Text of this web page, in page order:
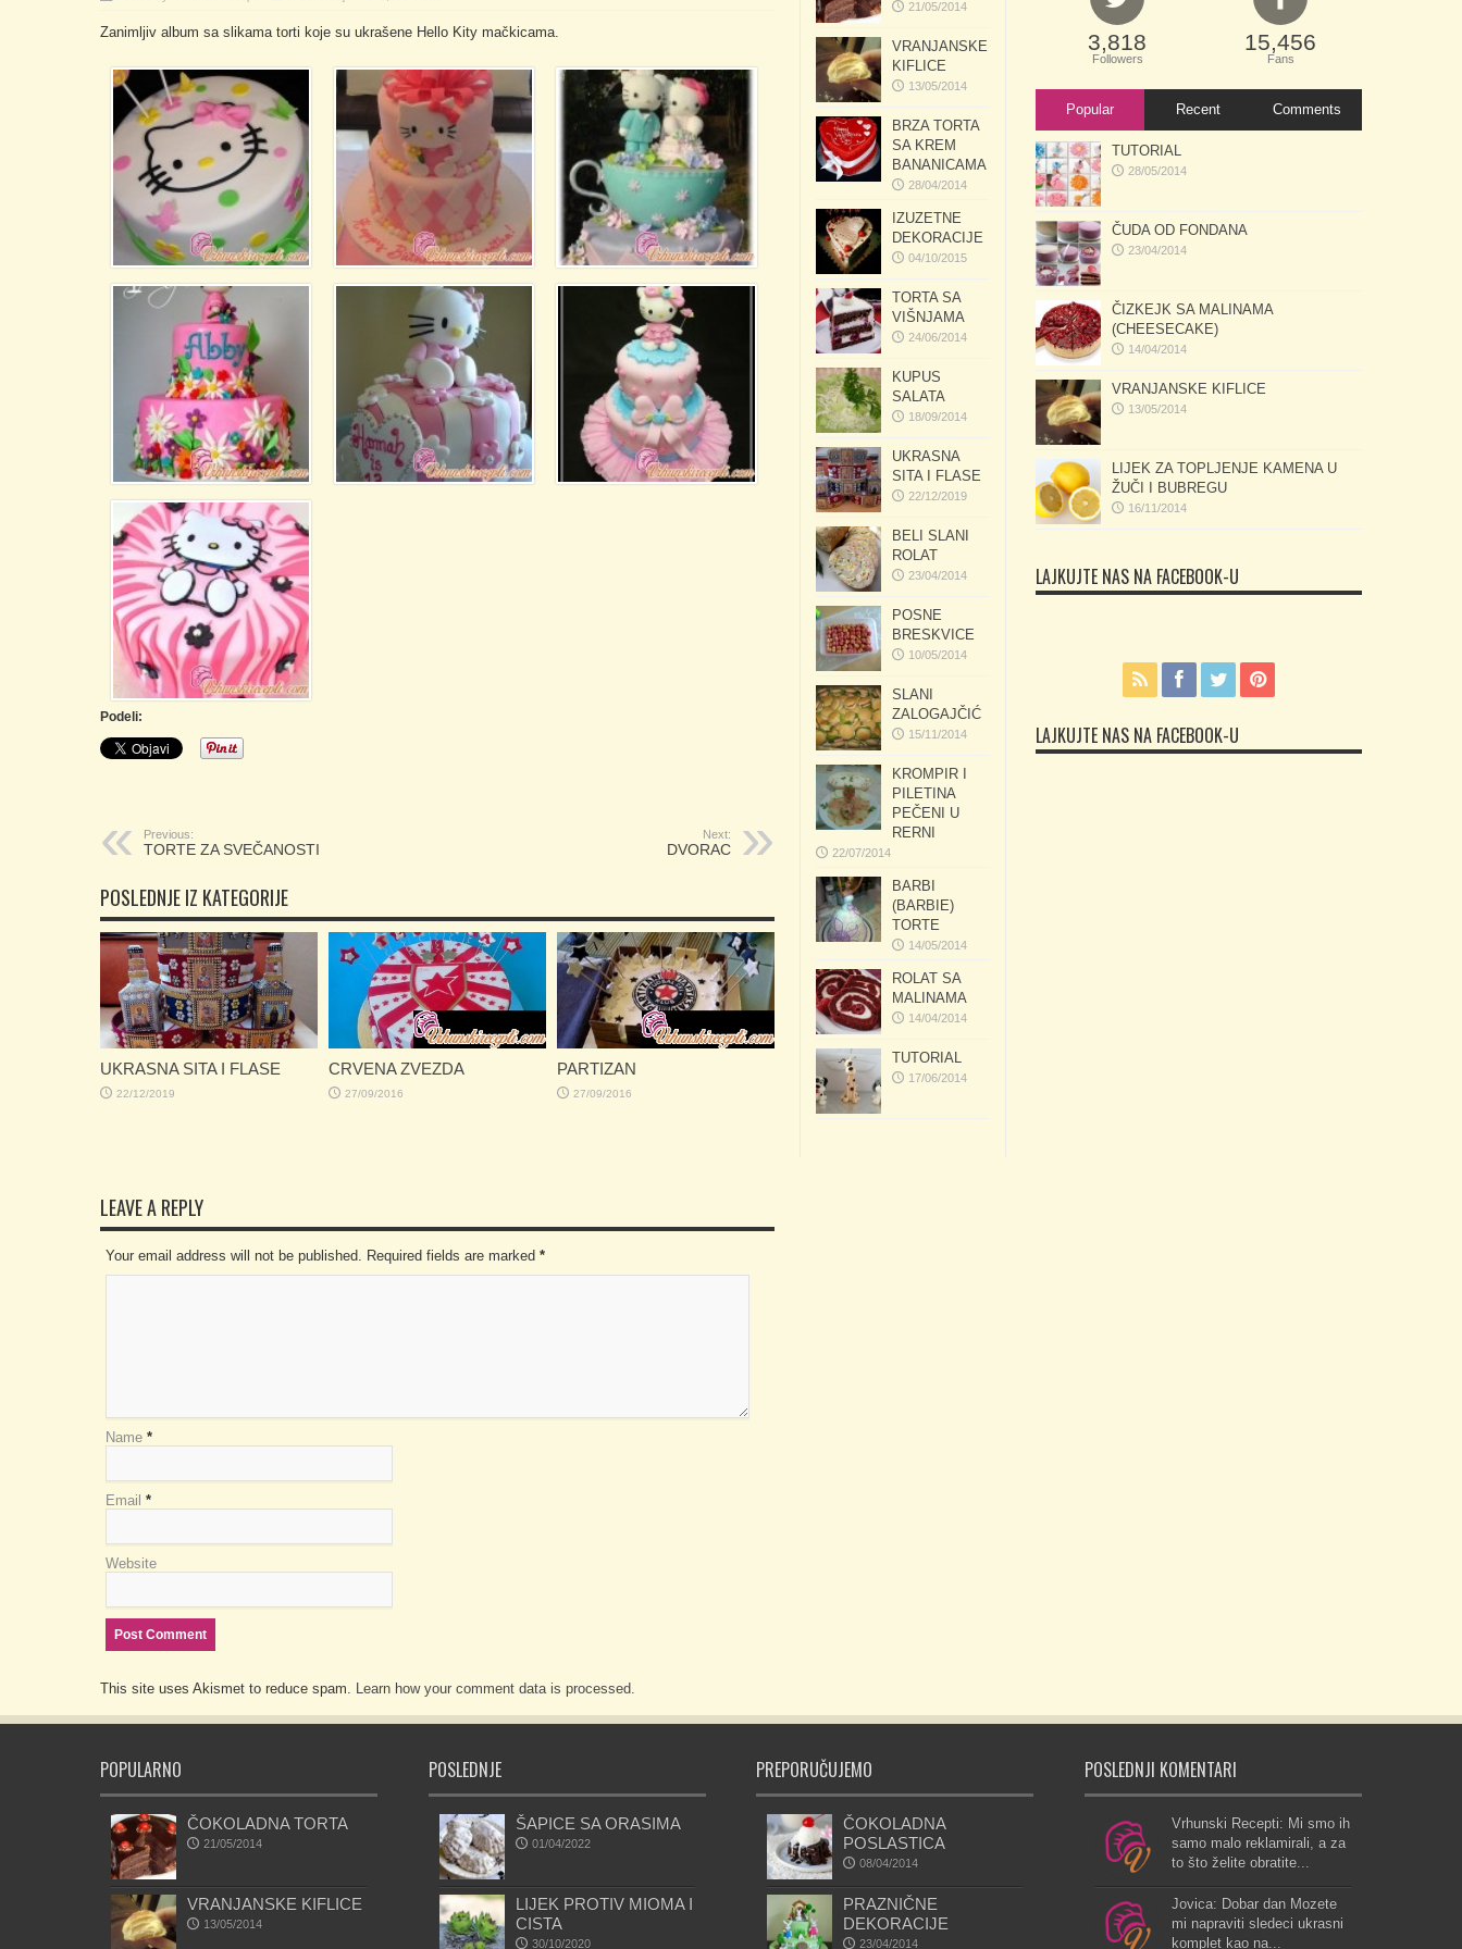
Zanimljiv album sa slikama torti koje su ukrašene Hello Kity mačkicama.
Podeli:
Previous:
TORTE ZA SVEČANOSTI
Next:
DVORAC
POSLEDNJE IZ KATEGORIJE
UKRASNA SITA I FLASE
22/12/2019
CRVENA ZVEZDA
27/09/2016
PARTIZAN
27/09/2016
LEAVE A REPLY
Your email address will not be published. Required fields are marked *
Name *
Email *
Website
This site uses Akismet to reduce spam. Learn how your comment data is processed.
21/05/2014
VRANJANSKE
KIFLICE
13/05/2014
BRZA TORTA
SA KREM
BANANICAMA
28/04/2014
IZUZETNE
DEKORACIJE
04/10/2015
TORTA SA
VIŠNJAMA
24/06/2014
KUPUS
SALATA
18/09/2014
UKRASNA
SITA I FLASE
22/12/2019
BELI SLANI
ROLAT
23/04/2014
POSNE
BRESKVICE
10/05/2014
SLANI
ZALOGAJČIĆ
15/11/2014
KROMPIR I
PILETINA
PEČENI U
RERNI
22/07/2014
BARBI
(BARBIE)
TORTE
14/05/2014
ROLAT SA
MALINAMA
14/04/2014
TUTORIAL
17/06/2014
3,818
Followers
15,456
Fans
Popular Recent Comments
TUTORIAL
28/05/2014
ČUDA OD FONDANA
23/04/2014
ČIZKEJK SA MALINAMA
(CHEESECAKE)
14/04/2014
VRANJANSKE KIFLICE
13/05/2014
LIJEK ZA TOPLJENJE KAMENA U
ŽUČI I BUBREGU
16/11/2014
LAJKUJTE NAS NA FACEBOOK-U
LAJKUJTE NAS NA FACEBOOK-U
POPULARNO
ČOKOLADNA TORTA
21/05/2014
VRANJANSKE KIFLICE
13/05/2014
POSLEDNJE
ŠAPICE SA ORASIMA
01/04/2022
LIJEK PROTIV MIOMA I
CISTA
30/10/2020
PREPORUČUJEMO
ČOKOLADNA
POSLASTICA
08/04/2014
PRAZNIČNE
DEKORACIJE
23/04/2014
POSLEDNJI KOMENTARI
Vrhunski Recepti: Mi smo ih
samo malo reklamirali, a za
to što želite obratite...
Jovica: Dobar dan Mozete
mi napraviti sledeci ukrasni
komplet kao na...